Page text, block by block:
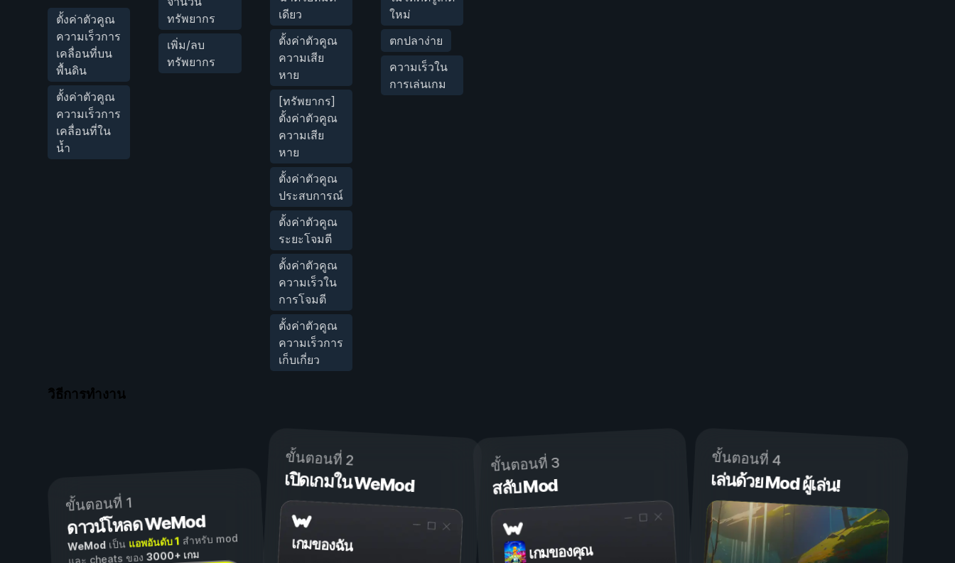
ตั้งค่าตัวคูณ
ความเร็วการ
เคลื่อนที่บน
พื้นดิน
ตั้งค่าตัวคูณ
ความเร็วการ
เคลื่อนที่ใน
น้ำ
ทรัพยากร
เพิ่ม/ลบ
ทรัพยากร
เดียว
ตั้งค่าตัวคูณ
ความเสีย
หาย
[ทรัพยากร]
ตั้งค่าตัวคูณ
ความเสีย
หาย
ตั้งค่าตัวคูณ
ประสบการณ์
ตั้งค่าตัวคูณ
ระยะโจมตี
ตั้งค่าตัวคูณ
ความเร็วใน
การโจมตี
ตั้งค่าตัวคูณ
ความเร็วการ
เก็บเกี่ยว
ใหม่
ตกปลาง่าย
ความเร็วใน
การเล่นเกม
วิธีการทำงาน
ขั้นตอนที่ 1
ดาวน์โหลด WeMod
WeModเป็น แอพอันดับ 1 สำหรับ mod
และ cheats ของ3000+ เกม
ขั้นตอนที่ 2
เปิดเกมใน WeMod
เกมของฉัน
ขั้นตอนที่ 3
สลับ Mod
เกมของคุณ
ขั้นตอนที่ 4
เล่นด้วย Mod ผู้เล่น!